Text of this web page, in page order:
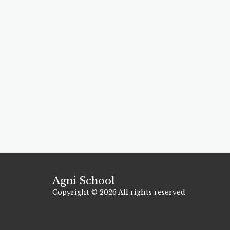
Agni School
Copyright © 2026 All rights reserved